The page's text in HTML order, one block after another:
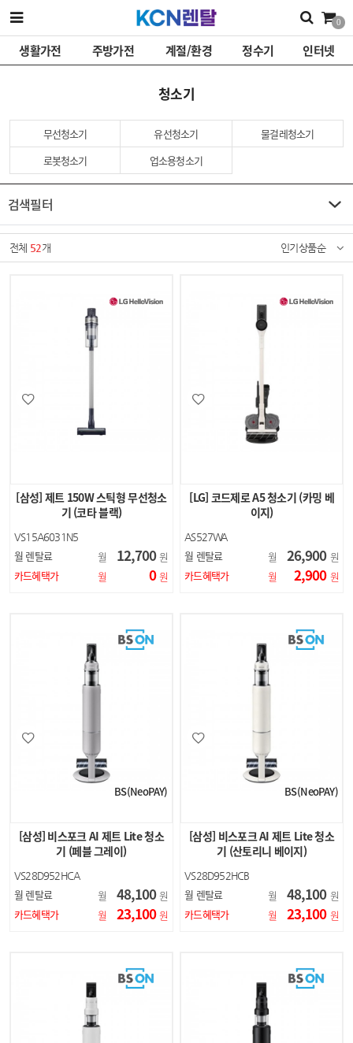
0
생활가전 주방가전 계절/환경 정수기 인터넷
청소기
무선청소기 유선청소기
물걸레청소기
로봇청소기
업소용청소기
검색필터
전체 52개 인기상품순
[삼성] 제트 150W 스틱형 무선청소
기 (코타 블랙)
VS15A6031N5
월 렌탈료 월 12,700 원
카드혜택가
월 0 원
[LG] 코드제로 A5 청소기 (카밍 베
이지)
AS527WA
월 렌탈료 월 26,900 원
카드혜택가
월 2,900 원
BS(NeoPAY)
[삼성] 비스포크 AI 제트 Lite 청소
기 (페블 그레이)
VS28D952HCA
월 렌탈료 월 48,100 원
카드혜택가
월 23,100 원
BS(NeoPAY)
[삼성] 비스포크 AI 제트 Lite 청소
기 (산토리니 베이지)
VS28D952HCB
월 렌탈료 월 48,100 원
카드혜택가
월 23,100 원